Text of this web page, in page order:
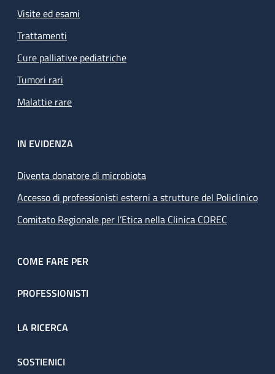
Visite ed esami
Trattamenti
Cure palliative pediatriche
Tumori rari
Malattie rare
IN EVIDENZA
Diventa donatore di microbiota
Accesso di professionisti esterni a strutture del Policlinico
Comitato Regionale per l’Etica nella Clinica COREC
COME FARE PER
PROFESSIONISTI
LA RICERCA
SOSTIENICI